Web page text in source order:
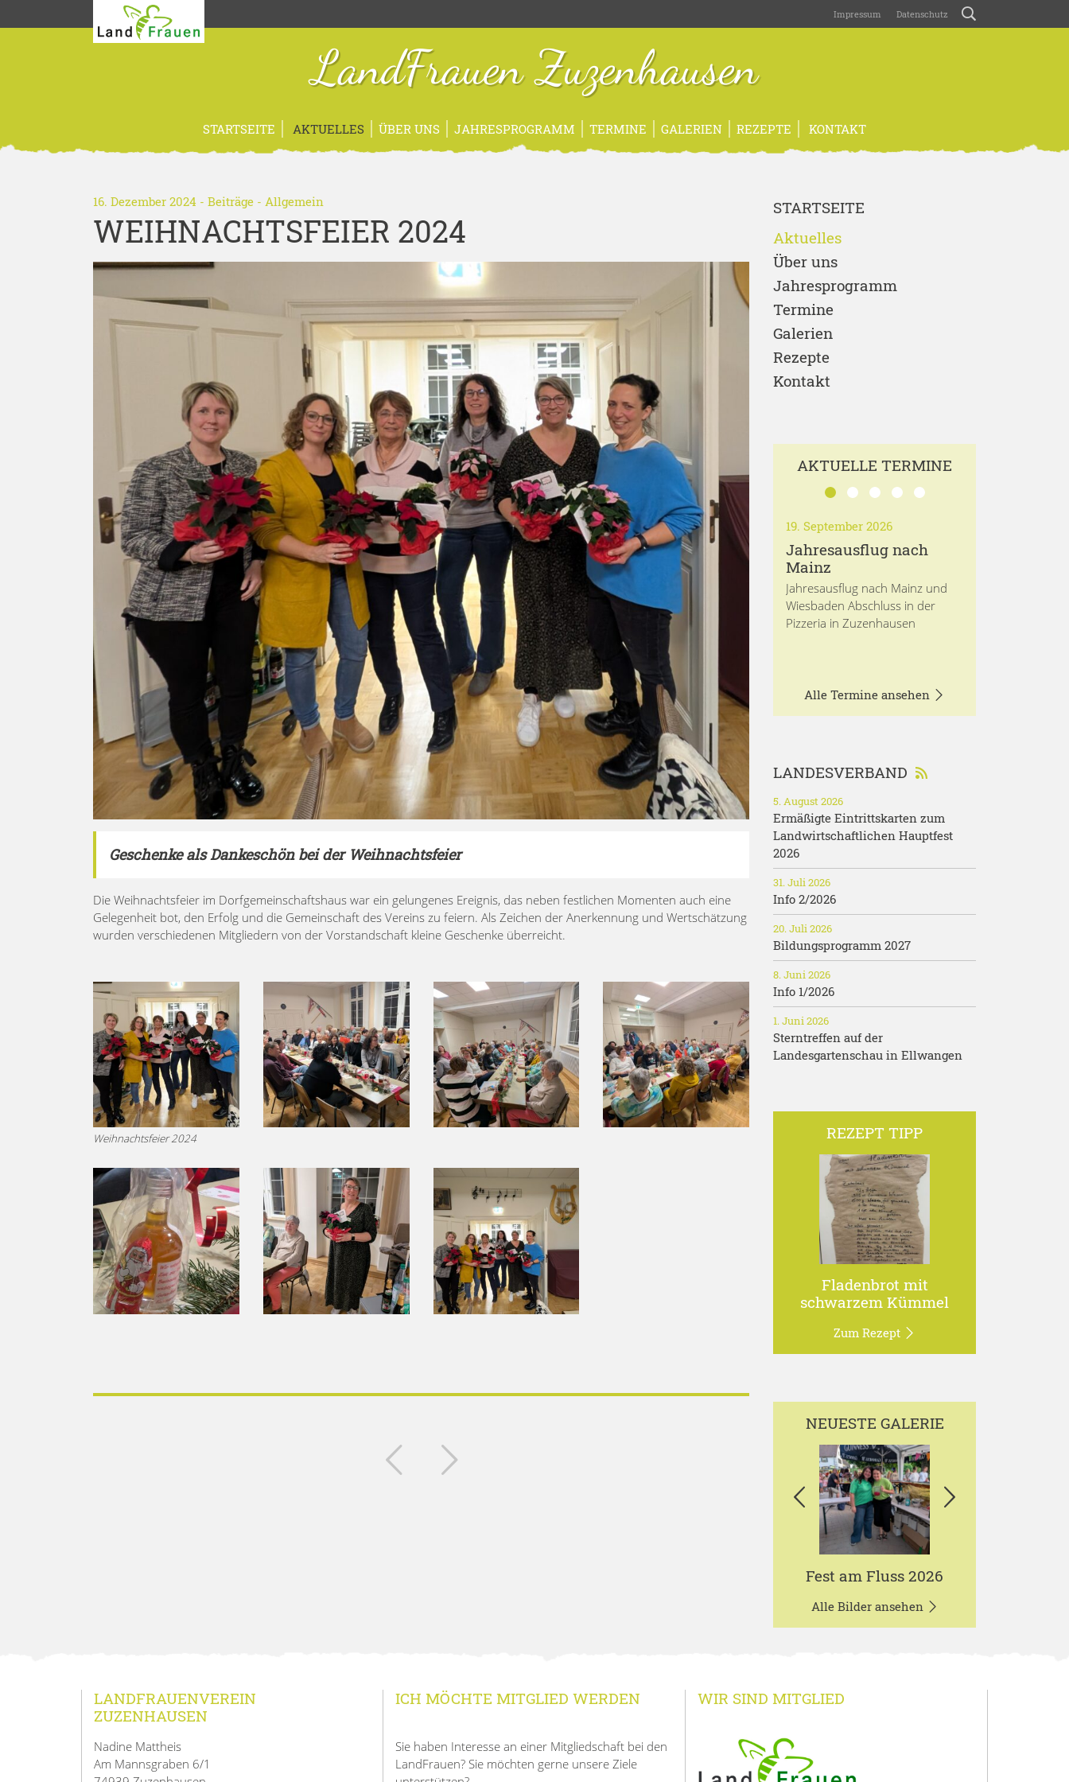
Impressum Datenschutz
LandFrauen Zuzenhausen
STARTSEITE AKTUELLES ÜBER UNS JAHRESPROGRAMM TERMINE GALERIEN REZEPTE KONTAKT
16. Dezember 2024 - Beiträge - Allgemein
WEIHNACHTSFEIER 2024
Geschenke als Dankeschön bei der Weihnachtsfeier
Die Weihnachtsfeier im Dorfgemeinschaftshaus war ein gelungenes Ereignis, das neben festlichen Momenten auch eine
Gelegenheit bot, den Erfolg und die Gemeinschaft des Vereins zu feiern. Als Zeichen der Anerkennung und Wertschätzung
wurden verschiedenen Mitgliedern von der Vorstandschaft kleine Geschenke überreicht.
Weihnachtsfeier 2024
STARTSEITE
Aktuelles
Über uns
Jahresprogramm
Termine
Galerien
Rezepte
Kontakt
AKTUELLE TERMINE
19. September 2026
Jahresausflug nach
Mainz
Jahresausflug nach Mainz und
Wiesbaden Abschluss in der
Pizzeria in Zuzenhausen
Alle Termine ansehen
LANDESVERBAND
Ermäßigte Eintrittskarten zum
Landwirtschaftlichen Hauptfest
2026
5. August 2026
Info 2/2026
31. Juli 2026
Bildungsprogramm 2027
20. Juli 2026
Info 1/2026
8. Juni 2026
Sterntreffen auf der
Landesgartenschau in Ellwangen
1. Juni 2026
REZEPT TIPP
Fladenbrot mit
schwarzem Kümmel
Zum Rezept
NEUESTE GALERIE
Fest am Fluss 2026
Alle Bilder ansehen
LANDFRAUENVEREIN
ZUZENHAUSEN
Nadine Mattheis
Am Mannsgraben 6/1
ICH MÖCHTE MITGLIED WERDEN
Sie haben Interesse an einer Mitgliedschaft bei den
LandFrauen? Sie möchten gerne unsere Ziele
WIR SIND MITGLIED